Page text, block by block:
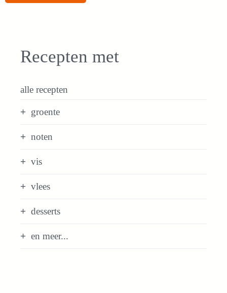
Recepten met
alle recepten
groente
noten
vis
vlees
desserts
en meer...